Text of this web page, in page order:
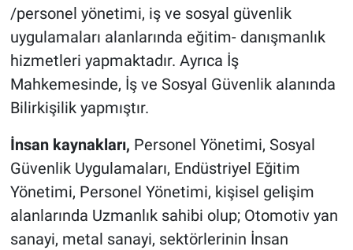
/personel yönetimi, iş ve sosyal güvenlik
uygulamaları alanlarında eğitim- danışmanlık
hizmetleri yapmaktadır. Ayrıca İş
Mahkemesinde, İş ve Sosyal Güvenlik alanında
Bilirkişilik yapmıştır.
İnsan kaynakları, Personel Yönetimi, Sosyal
Güvenlik Uygulamaları, Endüstriyel Eğitim
Yönetimi, Personel Yönetimi, kişisel gelişim
alanlarında Uzmanlık sahibi olup; Otomotiv yan
sanayi, metal sanayi, sektörlerinin İnsan